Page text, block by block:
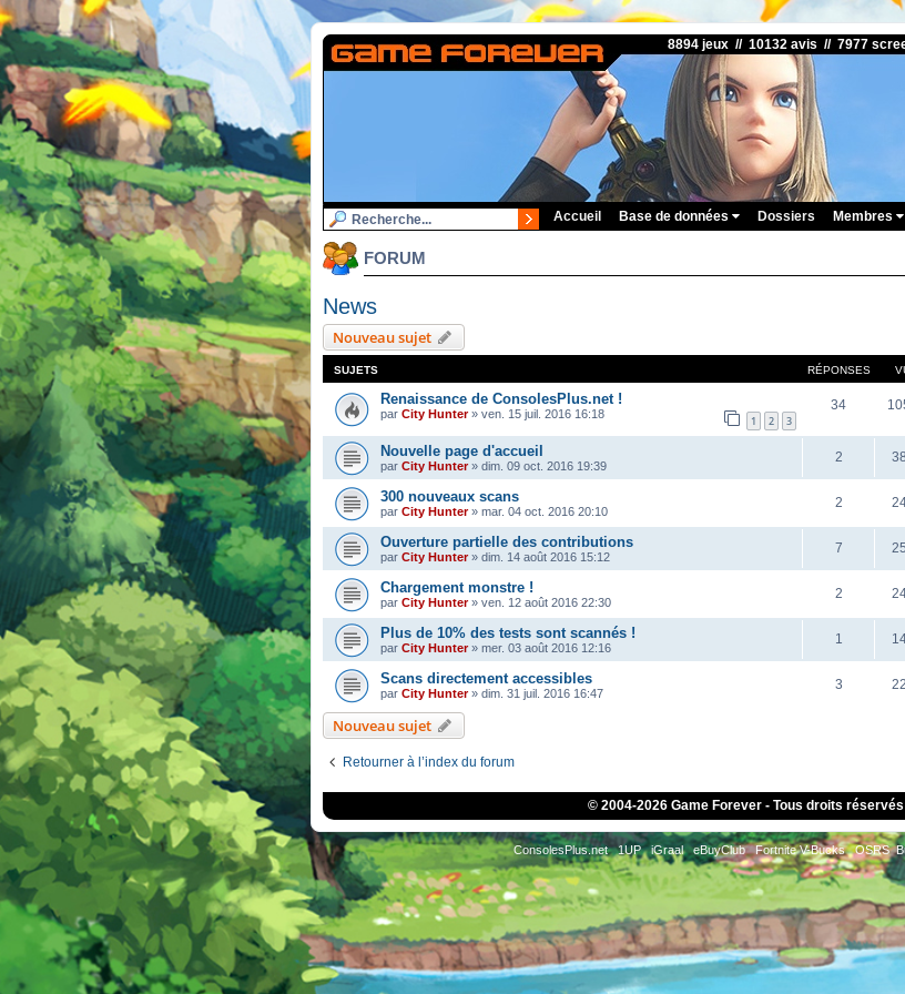
8894 jeux // 10132 avis // 7977
Accueil Base de données Dossiers Membres
FORUM
News
Nouveau sujet
SUJETS RÉPONSES
Renaissance de ConsolesPlus.net !
par City Hunter» ven. 15 juil. 2016 16:18 1 2 3
34
Nouvelle page d'accueil
par City Hunter» dim. 09 oct. 2016 19:39
2
300 nouveaux scans
par City Hunter» mar. 04 oct. 2016 20:10
2
Ouverture partielle des contributions
par City Hunter» dim. 14 août 2016 15:12
7
Chargement monstre !
par City Hunter» ven. 12 août 2016 22:30
2
Plus de 10% des tests sont scannés !
par City Hunter» mer. 03 août 2016 12:16
1
Scans directement accessibles
par City Hunter» dim. 31 juil. 2016 16:47
3
Nouveau sujet
Retourner à l’index du forum
© 2004-2026 Game Forever - Tous droits réservés
ConsolesPlus.net 1UP iGraal eBuyClub Fortnite V-Bucks OSRS